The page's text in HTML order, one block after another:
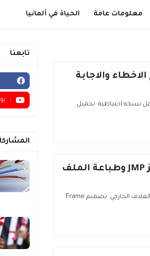
معلومات عامة الحياة في ألمانيا
والاجابة
نسخه احتياطية تحميل
الدرس التاسع عشر: تعليمة القفز JMP وطباعة الملف
تابعنا